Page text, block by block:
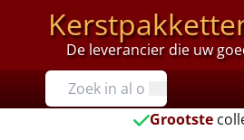
De leverancier die uw
Prijzen
Tot €25
Grootste